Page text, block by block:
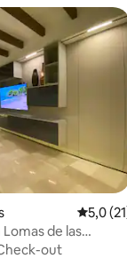
5,0
de las
out